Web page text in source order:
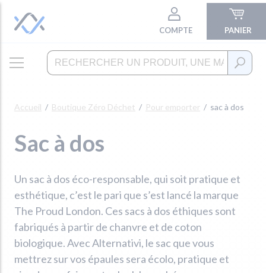
COMPTE PANIER
Accueil Boutique Zéro Déchet Pour emporter sac à dos
Sac à dos
Un sac à dos éco-responsable, qui soit pratique et
esthétique, c’est le pari que s’est lancé la marque
The Proud London. Ces sacs à dos éthiques sont
fabriqués à partir de chanvre et de coton
biologique. Avec Alternativi, le sac que vous
mettrez sur vos épaules sera écolo, pratique et